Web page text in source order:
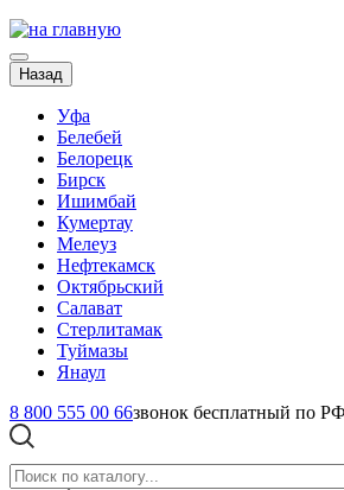
Назад
Уфа
Белебей
Белорецк
Бирск
Ишимбай
Кумертау
Мелеуз
Нефтекамск
Октябрьский
Салават
Стерлитамак
Туймазы
Янаул
8 800 555 00 66звонок бесплатный по РФ